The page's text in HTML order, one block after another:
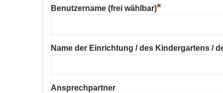
Benutzername (frei wählbar)*
Name der Einrichtung / des Kindergartens /
Ansprechpartner